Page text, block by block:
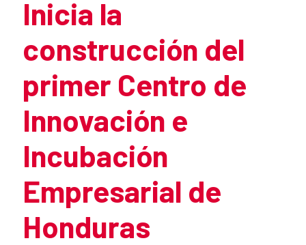
Inicia la
construcción del
primer Centro de
Innovación e
Incubación
Empresarial de
Honduras